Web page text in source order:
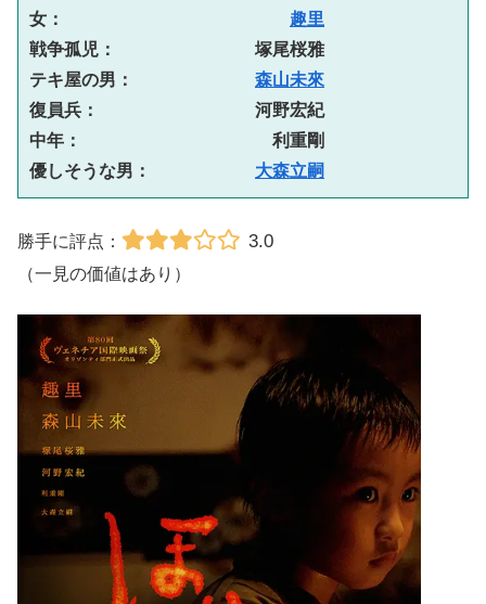
女： 趣里
戦争孤児：　　　　　　　　塚尾桜雅
テキ屋の男： 森山未來
復員兵：　　　　　　　　　河野宏紀
中年：　　　　　　　　　　　利重剛
優しそうな男： 大森立嗣
勝手に評点： 3.0
（一見の価値はあり）